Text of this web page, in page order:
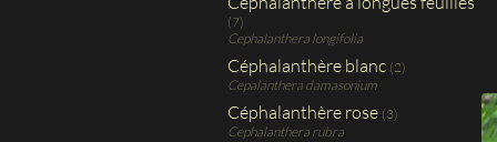
(7)
Cephalanthera longifolia
Céphalanthère blanc (2)
Cepalanthera damasonium
Céphalanthère rose (3)
Cephalanthera rubra